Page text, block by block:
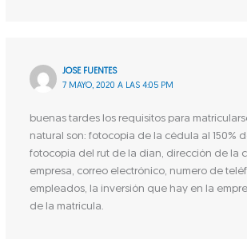
JOSE FUENTES
7 MAYO, 2020 A LAS 4:05 PM
buenas tardes los requisitos para
natural son: fotocopia de la cédula al 150%
fotocopia del rut de la dian, dirección de la
empresa, correo electrónico, numero de
empleados, la inversión que hay en la
de la matricula.